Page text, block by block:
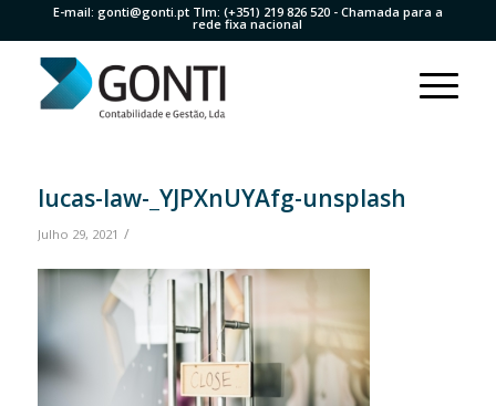
E-mail: gonti@gonti.ptTlm: (+351) 219 826 520- Chamada para a
rede fixa nacional
lucas-law-_YJPXnUYAfg-unsplash
Julho 29, 2021 /